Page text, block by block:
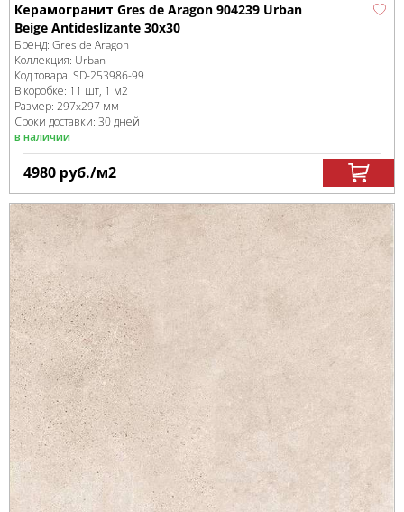
Керамогранит Gres de Aragon 904239 Urban
Beige Antideslizante 30x30
Бренд: Gres de Aragon
Коллекция: Urban
Код товара: SD-253986-99
В коробке: 11 шт, 1 м2
Размер: 297x297 мм
Сроки доставки: 30 дней
в наличии
4980 руб./м2